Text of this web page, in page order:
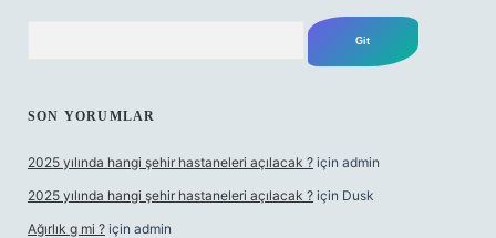
SON YORUMLAR
2025 yılında hangi şehir hastaneleri açılacak ? için admin
2025 yılında hangi şehir hastaneleri açılacak ? için Dusk
Ağırlık g mi ? için admin